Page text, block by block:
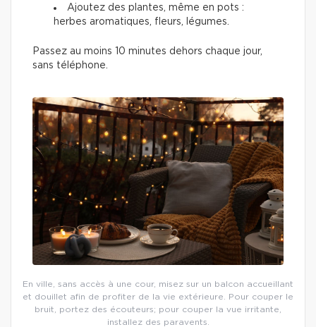
Ajoutez des plantes, même en pots :
herbes aromatiques, fleurs, légumes.
Passez au moins 10 minutes dehors chaque jour,
sans téléphone.
En ville, sans accès à une cour, misez sur un balcon accueillant
et douillet afin de profiter de la vie extérieure. Pour couper le
bruit, portez des écouteurs; pour couper la vue irritante,
installez des paravents.